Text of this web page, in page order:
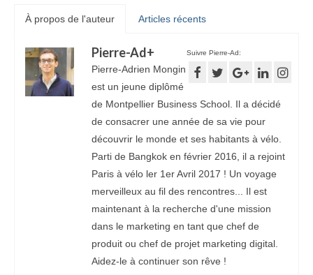
À propos de l'auteur Articles récents
Suivre Pierre-Ad:
Pierre-Ad+
Pierre-Adrien Mongin
est un jeune diplômé
de Montpellier Business School. Il a décidé
de consacrer une année de sa vie pour
découvrir le monde et ses habitants à vélo.
Parti de Bangkok en février 2016, il a rejoint
Paris à vélo ler 1er Avril 2017 ! Un voyage
merveilleux au fil des rencontres... Il est
maintenant à la recherche d'une mission
dans le marketing en tant que chef de
produit ou chef de projet marketing digital.
Aidez-le à continuer son rêve !